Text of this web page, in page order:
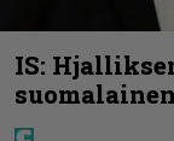
IS: